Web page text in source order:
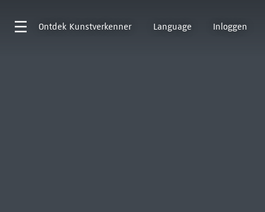
Ontdek Kunstverkenner Language Inloggen